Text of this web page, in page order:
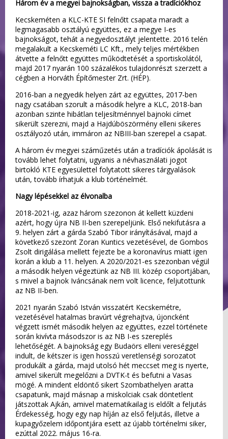
Három év a megyei bajnokságban, vissza a tradíciókhoz
Kecskeméten a KLC-KTE SI felnőtt csapata maradt a
legmagasabb osztályú együttes, ez a megye I-es
bajnokságot, tehát a negyedosztályt jelentette. 2016 telén
megalakult a Kecskeméti LC Kft., mely teljes mértékben
átvette a felnőtt együttes működtetését a sportiskolától,
majd 2017 nyarán 100 százalékos tulajdonrészt szerzett a
cégben a Horváth Építőmester Zrt. (HÉP).
2016-ban a negyedik helyen zárt az együttes, 2017-ben
nagy csatában szorult a második helyre a KLC, 2018-ban
azonban szinte hibátlan teljesítménnyel bajnoki címet
sikerült szerezni, majd a Hajdúböszörmény elleni sikeres
osztályozó után, immáron az NBIII-ban szerepel a csapat.
A három év megyei száműzetés után a tradíciók ápolását is
tovább lehet folytatni, ugyanis a névhasználati jogot
birtokló KTE egyesülettel folytatott sikeres tárgyalások
után, tovább írhatjuk a klub történelmét.
Nagy lépésekkel az élvonalba
2018-2021-ig, azaz három szezonon át kellett küzdeni
azért, hogy újra NB II-ben szerepeljünk. Első nekifutásra a
9. helyen zárt a gárda Szabó Tibor irányításával, majd a
következő szezont Zoran Kuntics vezetésével, de Gombos
Zsolt dirigálása mellett fejezte be a koronavírus miatt igen
korán a klub a 11. helyen. A 2020/2021-es szezonban végül
a második helyen végeztünk az NB III. közép csoportjában,
s mivel a bajnok Iváncsának nem volt licence, feljutottunk
az NB II-ben.
2021 nyarán Szabó István visszatért Kecskemétre,
vezetésével hatalmas bravúrt végrehajtva, újoncként
végzett ismét második helyen az együttes, ezzel története
során kivívta másodszor is az NB I-es szereplés
lehetőségét. A bajnokság egy Budaörs elleni vereséggel
indult, de kétszer is igen hosszú veretlenségi sorozatot
produkált a gárda, majd utolsó hét meccset meg is nyerte,
amivel sikerült megelőzni a DVTK-t és befutni a Vasas
mögé. A mindent eldöntő sikert Szombathelyen aratta
csapatunk, majd másnap a miskolciak csak döntetlent
játszottak Ajkán, amivel matematikailag is eldőlt a feljutás
Érdekesség, hogy egy nap híján az első feljutás, illetve a
kupagyőzelem időpontjára esett az újabb történelmi siker,
ezúttal 2022. május 16-ra.